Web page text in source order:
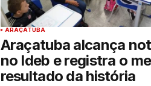
ARAÇATUBA
Araçatuba alcança
no Ideb e registra o
resultado da história